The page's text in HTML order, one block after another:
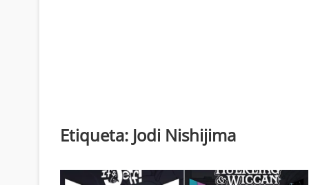
Etiqueta: Jodi Nishijima